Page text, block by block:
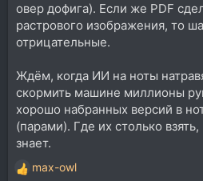
овер дофига). Если же PDF
растрового изображения, то
отрицательные.
Ждём, когда ИИ на ноты
скормить машине миллионы
хорошо набранных версий в
(парами). Где их столько
знает.
Р
max-owl